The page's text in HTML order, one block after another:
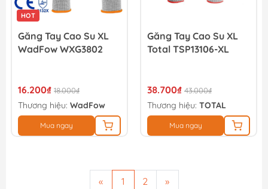
HOT
Găng Tay Cao Su XL
WadFow WXG3802
16.200₫ 18.000₫
Thương hiệu: WadFow
Mua ngay
Găng Tay Cao Su XL
Total TSP13106-XL
38.700₫ 43.000₫
Thương hiệu: TOTAL
Mua ngay
« 1 2 »